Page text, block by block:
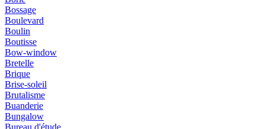
Bossage
Boulevard
Boulin
Boutisse
Bow-window
Bretelle
Brique
Brise-soleil
Brutalisme
Buanderie
Bungalow